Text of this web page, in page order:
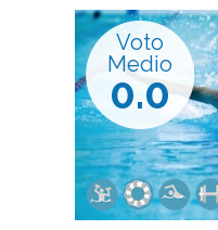
Voto
Medio
0.0